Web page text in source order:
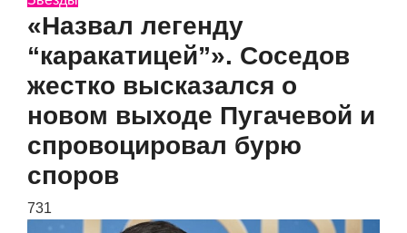
«Назвал легенду
“каракатицей”». Соседов
жестко высказался о
новом выходе Пугачевой и
спровоцировал бурю
споров
731